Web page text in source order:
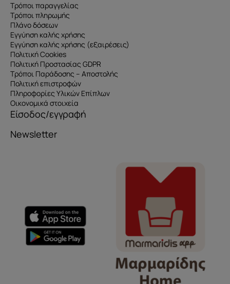
e-mail
Το μήνυμά σας
Τρόποι παραγγελίας
Τρόποι πληρωμής
Πλάνο δόσεων
Εγγύηση καλής χρήσης
Εγγύηση καλής χρήσης (εξαιρέσεις)
Πολιτική Cookies
Πολιτική Προστασίας GDPR
Τρόποι Παράδοσης – Αποστολής
Πολιτική επιστροφών
Πληροφορίες Υλικών Επίπλων
Οικονομικά στοιχεία
Είσοδος/εγγραφή
Newsletter